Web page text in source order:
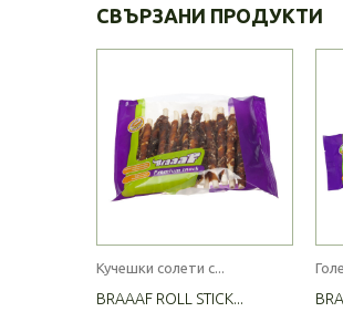
СВЪРЗАНИ ПРОДУКТИ
Кучешки солети с...
BRAAAF ROLL STICK...